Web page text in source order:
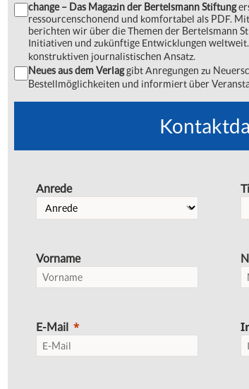
change – Das Magazin der Bertelsmann Stiftung
ressourcenschonend und komfortabel als PDF.
berichten wir über die Themen der Bertelsmann
Initiativen und zukünftige Entwicklungen
konstruktiven journalistischen Ansatz.
Neues aus dem Verlaggibt Anregungen zu
Bestellmöglichkeiten und informiert über
Anrede
Vorname
E-Mail